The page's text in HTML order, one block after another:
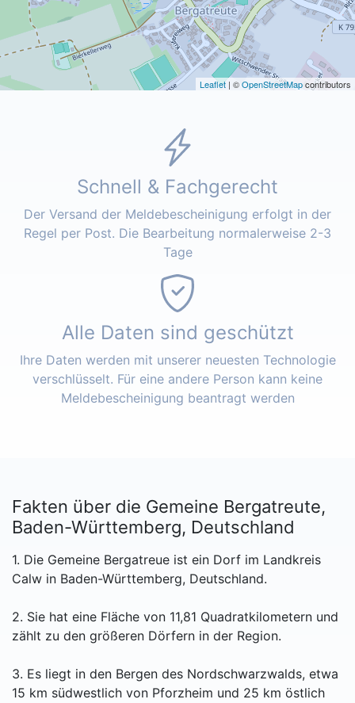
Leaflet| ©OpenStreetMapcontributors
Schnell & Fachgerecht
Der Versand der Meldebescheinigung erfolgt in der
Regel per Post. Die Bearbeitung normalerweise 2-3
Tage
Alle Daten sind geschützt
Ihre Daten werden mit unserer neuesten Technologie
verschlüsselt. Für eine andere Person kann keine
Meldebescheinigung beantragt werden
Fakten über die Gemeine Bergatreute,
Baden-Württemberg, Deutschland
1. Die Gemeine Bergatreue ist ein Dorf im Landkreis
Calw in Baden-Württemberg, Deutschland.
2. Sie hat eine Fläche von 11,81 Quadratkilometern und
zählt zu den größeren Dörfern in der Region.
3. Es liegt in den Bergen des Nordschwarzwalds, etwa
15 km südwestlich von Pforzheim und 25 km östlich